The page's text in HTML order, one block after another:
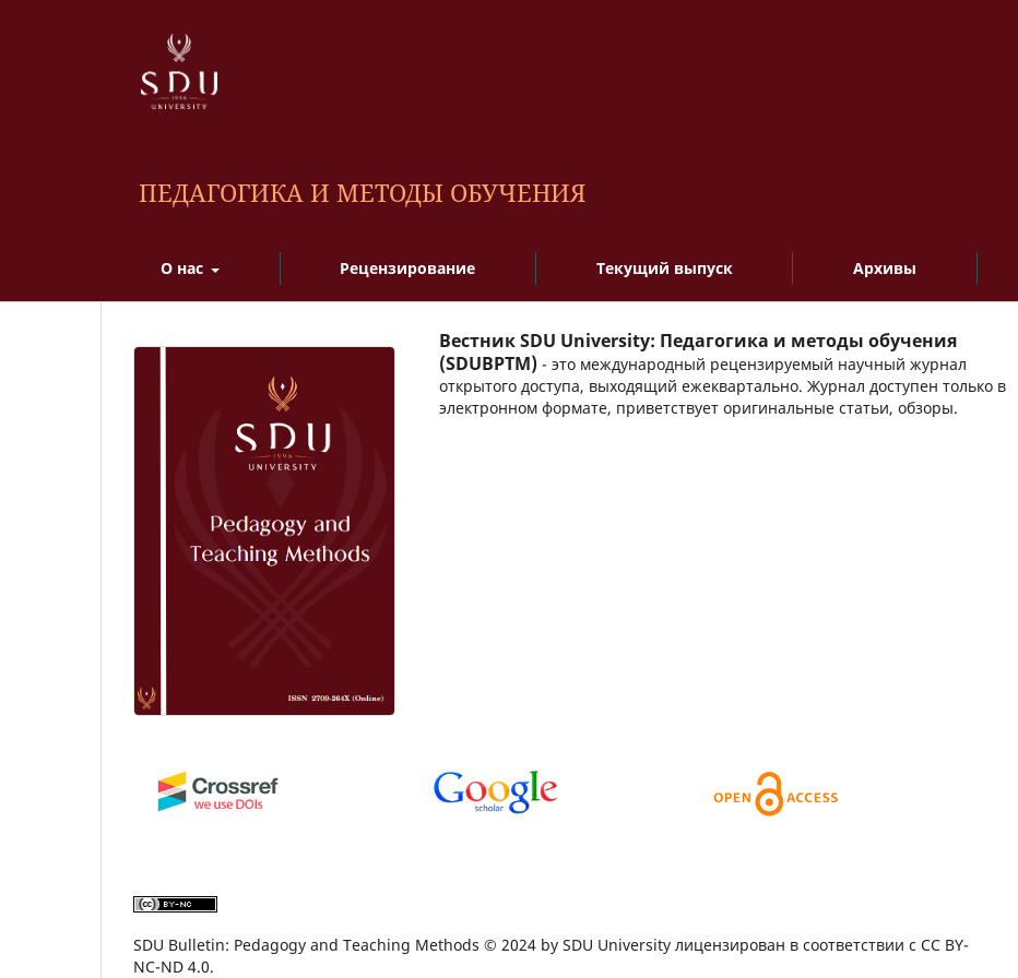
ПЕДАГОГИКА И МЕТОДЫ ОБУЧЕНИЯ
О нас Рецензирование Текущий выпуск Архивы
Вестник SDU University: Педагогика и методы обучения
(SDUBPTM) - это международный рецензируемый научный журнал
открытого доступа, выходящий ежеквартально. Журнал доступен только в
электронном формате, приветствует оригинальные статьи, обзоры.
SDU Bulletin: Pedagogy and Teaching Methods ©️ 2024 by SDU University лицензирован в соответствии с CC BY-
NC-ND 4.0.